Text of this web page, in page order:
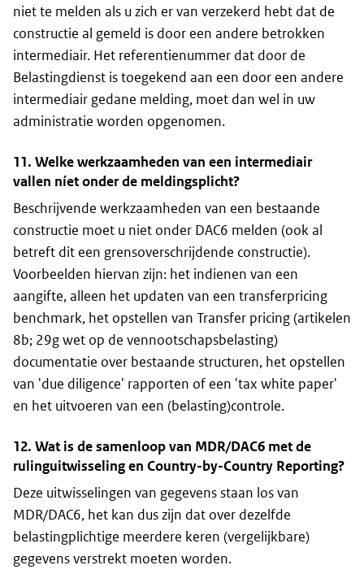
niet te melden als u zich er van verzekerd hebt dat de
constructie al gemeld is door een andere betrokken
intermediair. Het referentienummer dat door de
Belastingdienst is toegekend aan een door een andere
intermediair gedane melding, moet dan wel in uw
administratie worden opgenomen.
11. Welke werkzaamheden van een intermediair
vallen níet onder de meldingsplicht?
Beschrijvende werkzaamheden van een bestaande
constructie moet u niet onder DAC6 melden (ook al
betreft dit een grensoverschrijdende constructie).
Voorbeelden hiervan zijn: het indienen van een
aangifte, alleen het updaten van een transferpricing
benchmark, het opstellen van Transfer pricing(artikelen
8b; 29g wet op de vennootschapsbelasting)
documentatie over bestaande structuren, het opstellen
van 'due diligence' rapporten of een 'tax white paper'
en het uitvoeren van een (belasting)controle.
12. Wat is de samenloop van MDR/DAC6 met de
rulinguitwisseling en Country-by-Country Reporting?
Deze uitwisselingen van gegevens staan los van
MDR/DAC6, het kan dus zijn dat over dezelfde
belastingplichtige meerdere keren (vergelijkbare)
gegevens verstrekt moeten worden.